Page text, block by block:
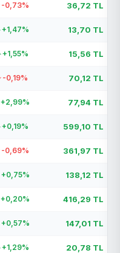
-0,73% 36,72 TL
+1,47% 13,70 TL
+1,55% 15,56 TL
-0,19% 70,12 TL
+2,99% 77,94 TL
+0,19% 599,10 TL
-0,69% 361,97 TL
+0,75% 138,12 TL
+0,20% 416,29 TL
+0,57% 147,01 TL
+1,29% 20,78 TL